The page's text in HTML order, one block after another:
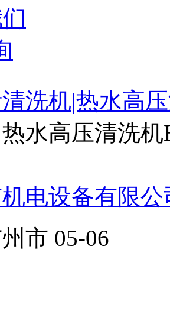
洗机|热水高
水高压清洗
电设备有限公
市 05-06